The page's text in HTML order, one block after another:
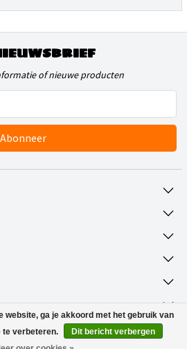
of nieuwe producten
Abonneer
2026 LakenOlie.nl
website, ga je akkoord met het gebruik van
te verbeteren.
Dit bericht verbergen